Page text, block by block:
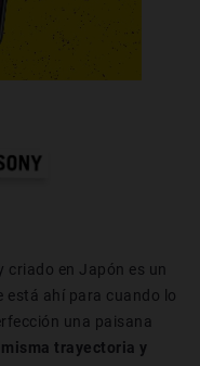
criado en Japón es un
está ahí para cuando lo
una paisana
trayectoria y